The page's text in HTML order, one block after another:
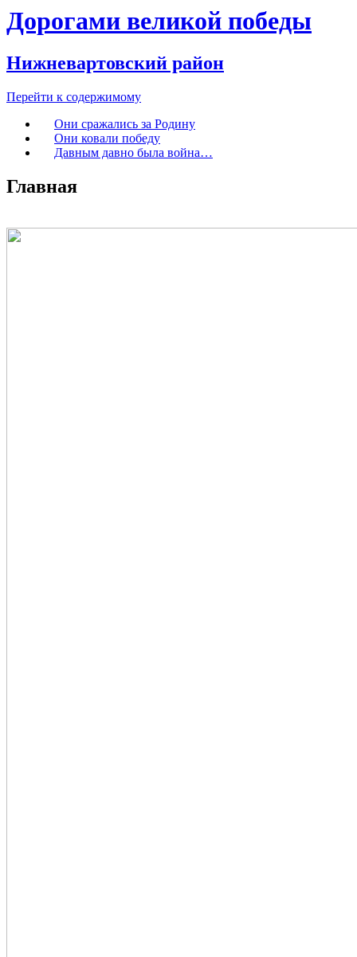
Дорогами великой победы
Нижневартовский район
Перейти к содержимому
Они сражались за Родину
Они ковали победу
Давным давно была война…
Главная